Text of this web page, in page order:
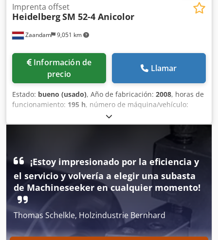
Zaandam 9,051 km
Imprenta offset
HeidelbergSM 52-4 Anicolor
Información de
precio
Llamar
Estado: bueno (usado), Año de fabricación: 2008, horas de
funcionamiento: 195 h, número de máquina/vehículo:
, Tamaño 36 x 52 cm, sistema de humectación
Alcolor, sistema de refrigeración y recirculación
Technotrans, sistema de entintado Anicolor, enfriador
refrigerado por agua, todos los rodillos limpiadores,
sistema Autoplate, entrega a baja altura. Dkedoztap Nepfx
Ap Hjr¡Estoy impresionado por la eficiencia y
el servicio y volvería a elegir una subasta
de Machineseeker en cualquier momento!
Thomas Schelkle, Holzindustrie Bernhard